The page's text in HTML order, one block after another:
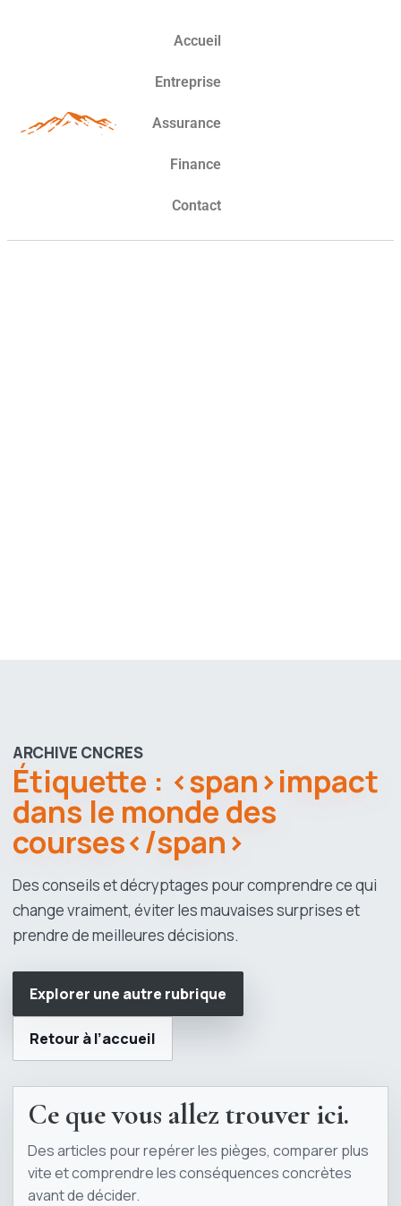
Accueil
Entreprise
Assurance
Finance
Contact
ARCHIVE CNCRES
Étiquette : <span>impact
dans le monde des
courses</span>
Des conseils et décryptages pour comprendre ce qui
change vraiment, éviter les mauvaises surprises et
prendre de meilleures décisions.
Explorer une autre rubrique
Retour à l’accueil
Ce que vous allez trouver ici.
Des articles pour repérer les pièges, comparer plus
vite et comprendre les conséquences concrètes
avant de décider.